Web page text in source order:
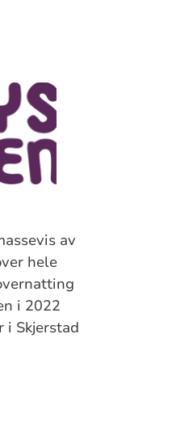
av
hele
i 2022
i Skjerstad